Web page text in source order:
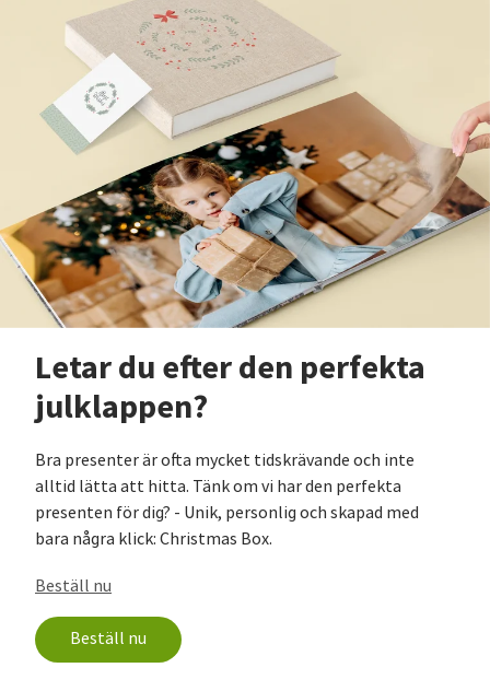
Letar du efter den perfekta
julklappen?
Bra presenter är ofta mycket tidskrävande och inte
alltid lätta att hitta. Tänk om vi har den perfekta
presenten för dig? - Unik, personlig och skapad med
bara några klick: Christmas Box.
Beställ nu
Beställ nu